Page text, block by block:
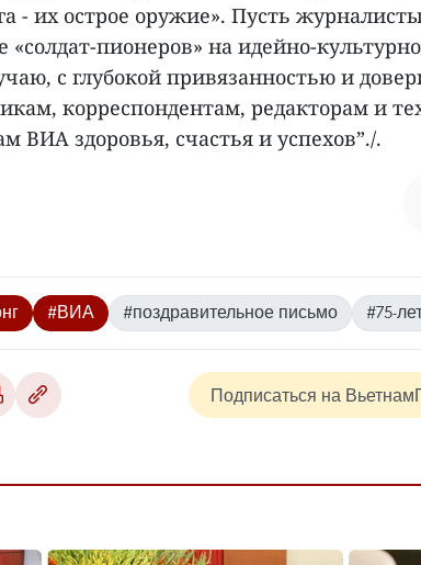
- их острое оружие». Пусть
«солдат-пионеров» на идейно-
с глубокой привязанностью и
корреспондентам, редакторам и
ВИА здоровья, счастья и успехов”./.
#ВИА #поздравительное письмо #75-
Подписаться на